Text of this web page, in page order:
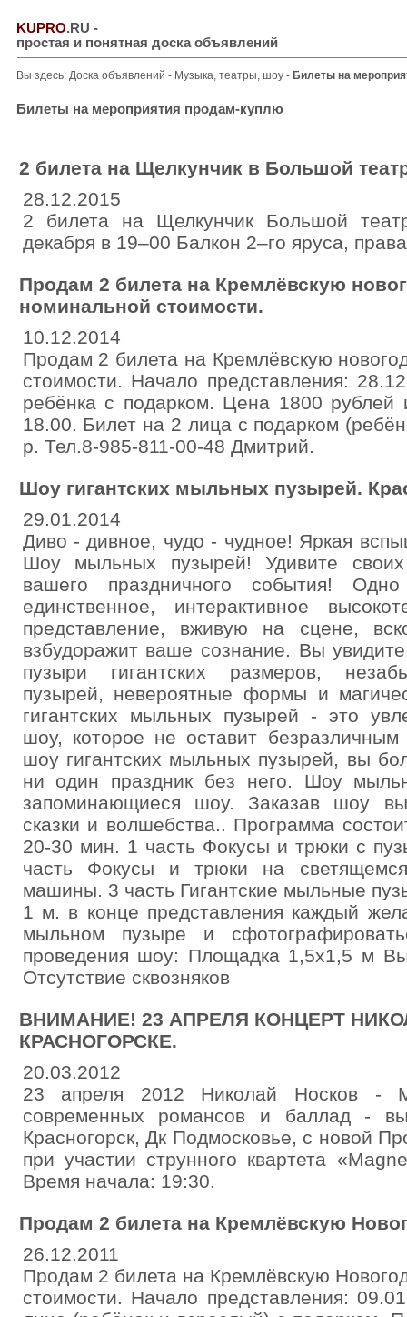
KUPRO.RU -
простая и понятная доска объявлений
Вы здесь: Доска объявлений - Музыка, театры, шоу - Билеты на
Билеты на мероприятия продам-куплю
2 билета на Щелкунчик в Большой
28.12.2015
2 билета на Щелкунчик Большой
декабря в 19–00 Балкон 2–го яруса,
Продам 2 билета на Кремлёвскую
номинальной стоимости.
10.12.2014
Продам 2 билета на Кремлёвскую
стоимости. Начало представления:
ребёнка с подарком. Цена 1800
18.00. Билет на 2 лица с подарком
р. Тел.8-985-811-00-48 Дмитрий.
Шоу гигантских мыльных пузырей.
29.01.2014
Диво - дивное, чудо - чудное! Яркая
Шоу мыльных пузырей! Удивите своих
вашего праздничного события!
единственное, интерактивное
представление, вживую на сцене,
взбудоражит ваше сознание. Вы
пузыри гигантских размеров,
пузырей, невероятные формы и
гигантских мыльных пузырей - это
шоу, которое не оставит
шоу гигантских мыльных пузырей, вы
ни один праздник без него. Шоу
запоминающиеся шоу. Заказав шоу
сказки и волшебства.. Программа
20-30 мин. 1 часть Фокусы и трюки с
часть Фокусы и трюки на
машины. 3 часть Гигантские мыльные
1 м. в конце представления каждый
мыльном пузыре и
проведения шоу: Площадка 1,5х1,5 м
Отсутствие сквозняков
ВНИМАНИЕ! 23 АПРЕЛЯ КОНЦЕРТ
КРАСНОГОРСКЕ.
20.03.2012
23 апреля 2012 Николай Носков -
современных романсов и баллад -
Красногорск, Дк Подмосковье, с новой
при участии струнного квартета
Время начала: 19:30.
Продам 2 билета на Кремлёвскую
26.12.2011
Продам 2 билета на Кремлёвскую
стоимости. Начало представления: